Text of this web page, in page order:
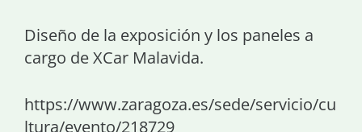
Diseño de la exposición y los paneles a
cargo de XCar Malavida.
https://www.zaragoza.es/sede/servicio/cu
ltura/evento/218729